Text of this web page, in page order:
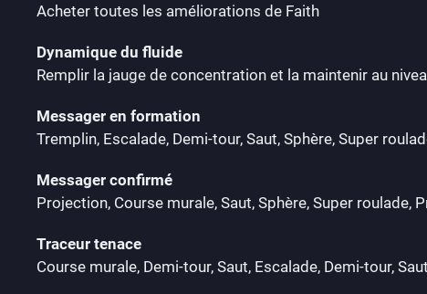
Acheter toutes les améliorations de Faith
Dynamique du fluide
Remplir la jauge de concentration et la maintenir au
Messager en formation
Tremplin, Escalade, Demi-tour, Saut, Sphère, Super
Messager confirmé
Projection, Course murale, Saut, Sphère, Super roulade,
Traceur tenace
Course murale, Demi-tour, Saut, Escalade, Demi-tour,